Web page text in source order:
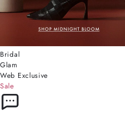
Bridal
Glam
Web Exclusive
Sale